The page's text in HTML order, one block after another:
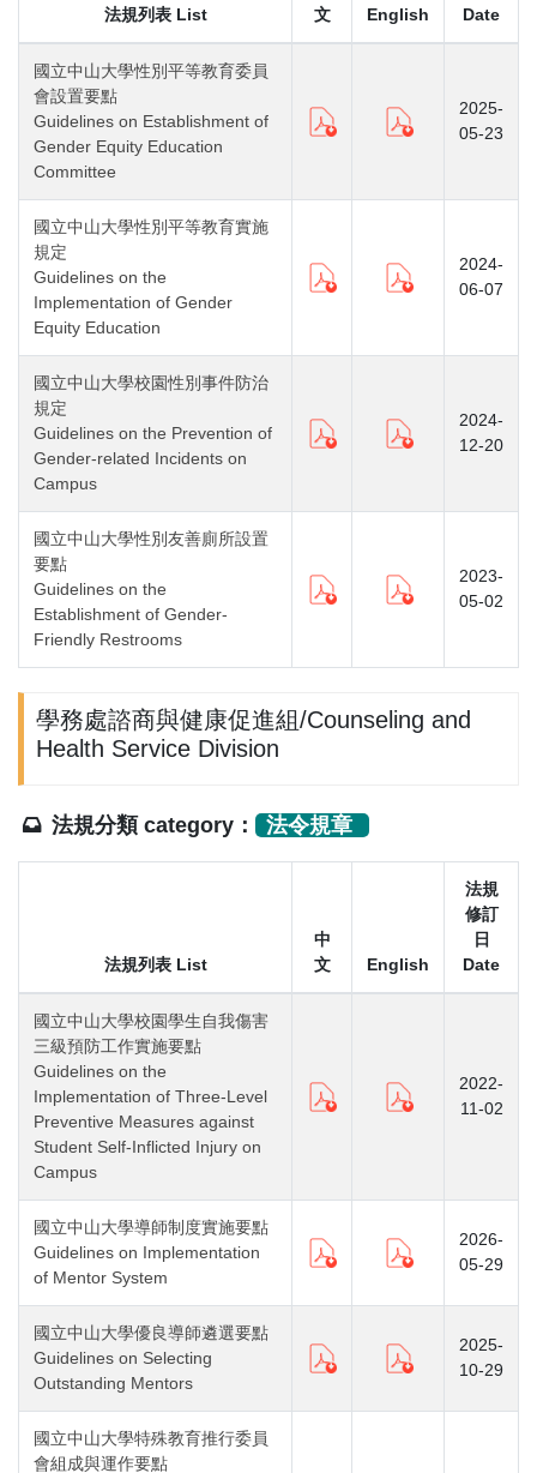
法規列表 List
文
English
Date
國立中山大學性別平等教育委員
會設置要點
Guidelines on Establishment of
Gender Equity Education
Committee
2025-
05-23
國立中山大學性別平等教育實施
規定
Guidelines on the
Implementation of Gender
Equity Education
2024-
06-07
國立中山大學校園性別事件防治
規定
Guidelines on the Prevention of
Gender-related Incidents on
Campus
2024-
12-20
國立中山大學性別友善廁所設置
要點
Guidelines on the
Establishment of Gender-
Friendly Restrooms
2023-
05-02
學務處諮商與健康促進組/Counseling and
Health Service Division
法規分類 category： 法令規章
法規列表 List
中
文
English
法規
修訂
日
Date
國立中山大學校園學生自我傷害
三級預防工作實施要點
Guidelines on the
Implementation of Three-Level
Preventive Measures against
Student Self-Inflicted Injury on
Campus
2022-
11-02
國立中山大學導師制度實施要點
Guidelines on Implementation
of Mentor System
2026-
05-29
國立中山大學優良導師遴選要點
Guidelines on Selecting
Outstanding Mentors
2025-
10-29
國立中山大學特殊教育推行委員
會組成與運作要點